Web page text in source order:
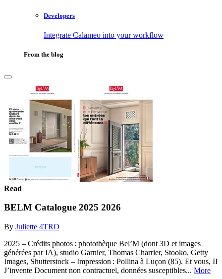
Developers
Integrate Calameo into your workflow
From the blog
Read
BELM Catalogue 2025 2026
By Juliette 4TRO
2025 – Crédits photos : photothèque Bel’M (dont 3D et images
générées par IA), studio Garnier, Thomas Charrier, Stooko, Getty
Images, Shutterstock – Impression : Pollina à Luçon (85). Et vous, II
J’invente Document non contractuel, données susceptibles... More